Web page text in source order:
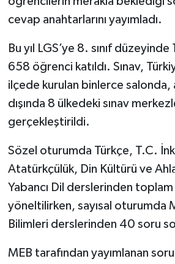
cevap anahtarlarını yayımladı.
Bu yıl LGS’ye 8. sınıf
658 öğrenci katıldı. Sınav,
ilçede kurulan binlerce salonda,
dışında 8 ülkedeki sınav
gerçekleştirildi.
Sözel oturumda Türkçe, T.C.
Atatürkçülük, Din Kültürü ve
Yabancı Dil derslerinden
yöneltilirken, sayısal oturumda
Bilimleri derslerinden 40 soru
MEB tarafından yayımlanan